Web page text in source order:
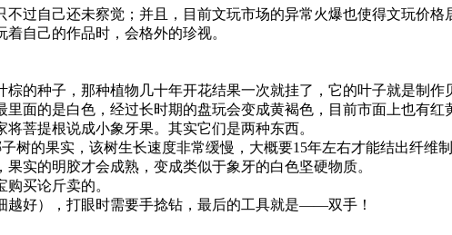
过自己还未察觉；并且，目前文玩市场的异常火爆也使得文玩价
自己的作品时，会格外的珍视。
的种子，那种植物几十年开花结果一次就挂了，它的叶子就是制
面的是白色，经过长时期的盘玩会变成黄褐色，目前市面上也有红
菩提根说成小象牙果。其实它们是两种东西。
树的果实，该树生长速度非常缓慢，大概要15年左右才能结出纤维
实的明胶才会成熟，变成类似于象牙的白色坚硬物质。
买论斤卖的。
越好），打眼时需要手捻钻，最后的工具就是——双手！